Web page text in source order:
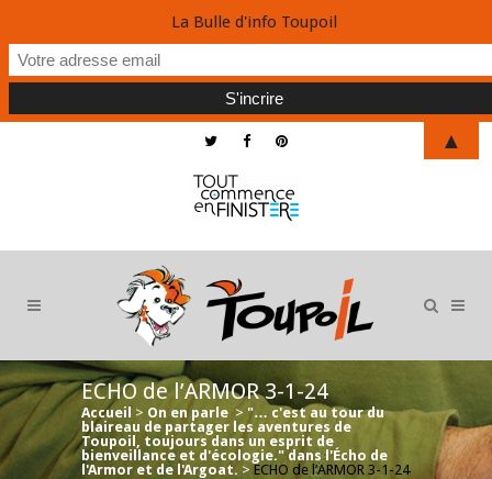
ECHO de l’ARMOR 3-1-24
Accueil > On en parle > "… c'est au tour du
blaireau de partager les aventures de
Toupoil, toujours dans un esprit de
bienveillance et d'écologie." dans l'Écho de
l'Armor et de l'Argoat. > ECHO de l’ARMOR 3-1-24
La Bulle d'info Toupoil
▲